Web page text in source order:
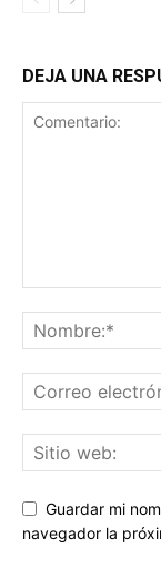
DEJA UNA
Guardar mi
navegador la